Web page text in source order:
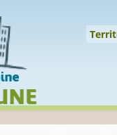
Gérer préserver